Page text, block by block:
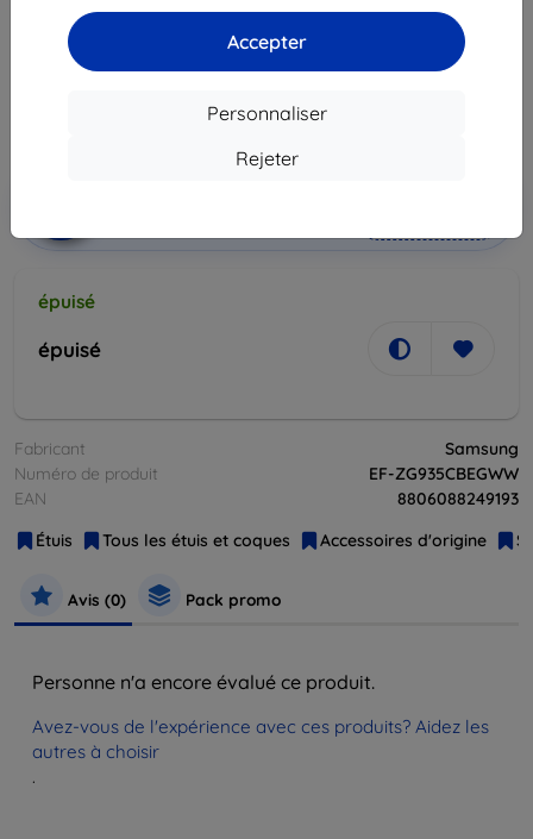
Accepter
Personnaliser
Rejeter
Adapté pour: Samsung Galaxy S7 Edge
42,90 €
épuisé
épuisé
Fabricant
Samsung
Numéro de produit
EF-ZG935CBEGWW
EAN
8806088249193
Étuis
Tous les étuis et coques Accessoires d'origine
Avis (0) Pack promo
Personne n'a encore évalué ce produit.
Avez-vous de l'expérience avec ces produits? Aidez les
autres à choisir
.